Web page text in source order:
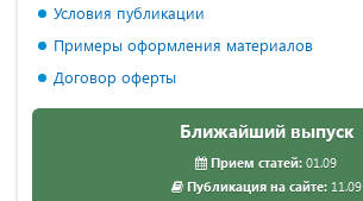
Условия публикации
Примеры оформления материалов
Договор оферты
Ближайший выпуск
Прием статей: 01.09
Публикация на сайте:11.09